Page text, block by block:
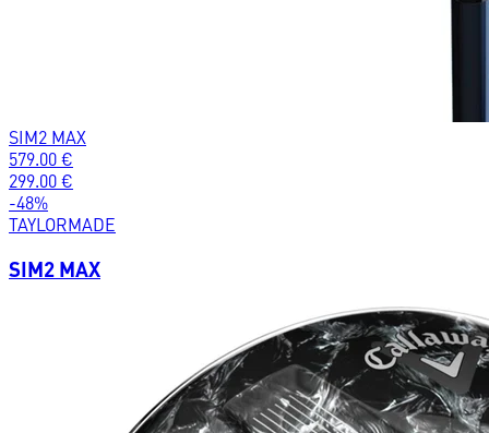
SIM2 MAX
579.00 €
299.00 €
-48%
TAYLORMADE
SIM2 MAX